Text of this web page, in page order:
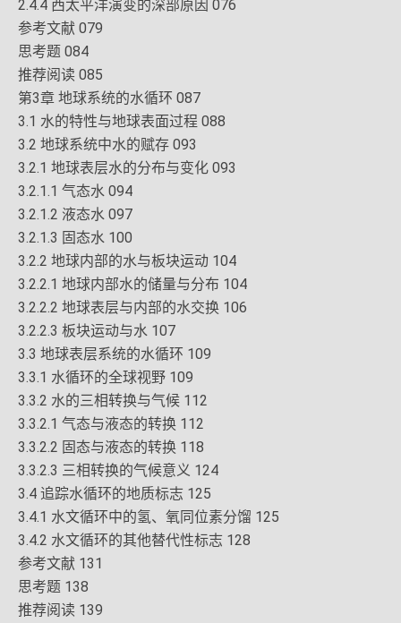
2.4.4 西太平洋演变的深部原因 076
参考文献 079
思考题 084
推荐阅读 085
第3章 地球系统的水循环 087
3.1 水的特性与地球表面过程 088
3.2 地球系统中水的赋存 093
3.2.1 地球表层水的分布与变化 093
3.2.1.1 气态水 094
3.2.1.2 液态水 097
3.2.1.3 固态水 100
3.2.2 地球内部的水与板块运动 104
3.2.2.1 地球内部水的储量与分布 104
3.2.2.2 地球表层与内部的水交换 106
3.2.2.3 板块运动与水 107
3.3 地球表层系统的水循环 109
3.3.1 水循环的全球视野 109
3.3.2 水的三相转换与气候 112
3.3.2.1 气态与液态的转换 112
3.3.2.2 固态与液态的转换 118
3.3.2.3 三相转换的气候意义 124
3.4 追踪水循环的地质标志 125
3.4.1 水文循环中的氢、氧同位素分馏 125
3.4.2 水文循环的其他替代性标志 128
参考文献 131
思考题 138
推荐阅读 139